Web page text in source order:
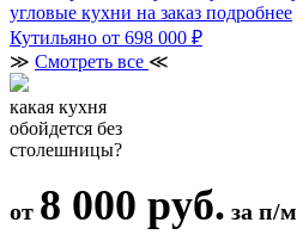
угловые кухни на заказ подробнее
Кутильяно от 698 000 ₽
≫ Смотреть все ≪
какая кухня
обойдется без
столешницы?
от 8 000 руб. за п/м